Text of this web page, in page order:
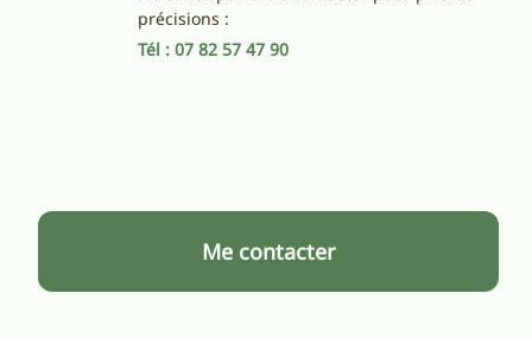
précisions :
Tél : 07 82 57 47 90
Me contacter